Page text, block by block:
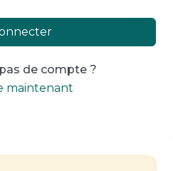
de compte ?
maintenant